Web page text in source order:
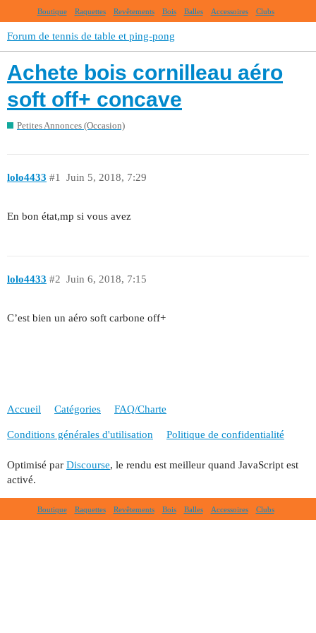
Boutique Raquettes Revêtements Bois Balles Accessoires Clubs
Forum de tennis de table et ping-pong
Achete bois cornilleau aéro
soft off+ concave
Petites Annonces (Occasion)
lolo4433 Juin 5, 2018, 7:29
#1
En bon état,mp si vous avez
lolo4433 Juin 6, 2018, 7:15
#2
C’est bien un aéro soft carbone off+
Accueil Catégories FAQ/Charte
Conditions générales d'utilisation Politique de confidentialité
Optimisé par Discourse, le rendu est meilleur quand JavaScript est
activé.
Boutique Raquettes Revêtements Bois Balles Accessoires Clubs